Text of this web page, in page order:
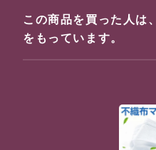
この商品を買った人は
をもっています。